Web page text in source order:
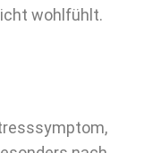
wohlfühlt.